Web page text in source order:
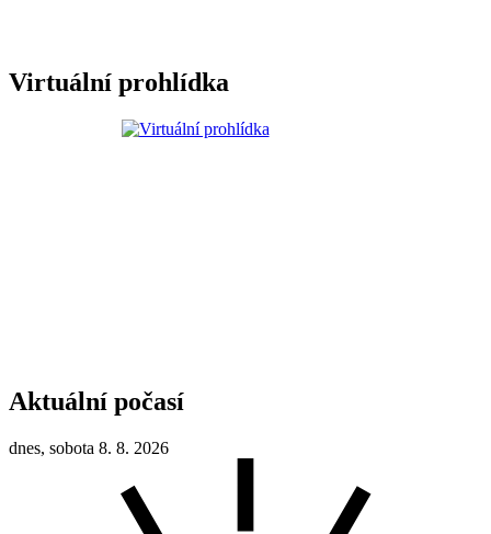
Virtuální prohlídka
Aktuální počasí
dnes, sobota 8. 8. 2026